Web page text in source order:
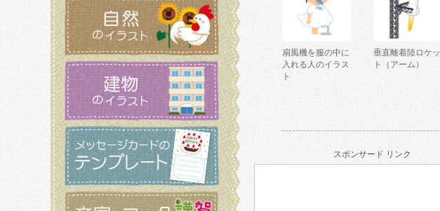
扇風機を服の中に
入れる人のイラス
ト
垂直離着陸ロケッ
ト（アーム）
スポンサード リンク